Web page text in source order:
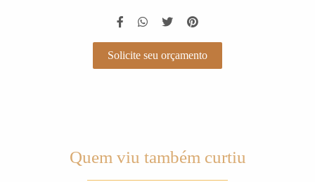
Solicite seu orçamento
Quem viu também curtiu